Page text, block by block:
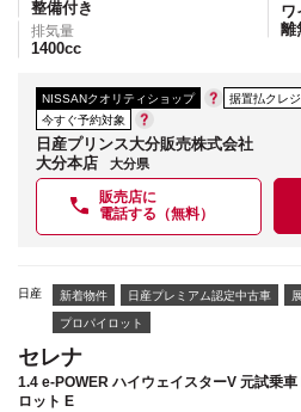
整備付き
排気量
1400cc
ワ
離
NISSANクオリティショップ
据置払クレ
今すぐ予約対象
日産プリンス大分販売株式会社
大分本店
大分県
販売店に
電話する（無料）
日産 新着物件 日産プレミアム認定中古車
プロパイロット
セレナ
1.4 e-POWER ハイウェイスターV 元試乗
ロット E